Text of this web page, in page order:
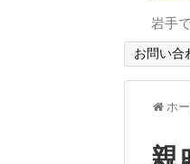
岩手
お問い合
ホ